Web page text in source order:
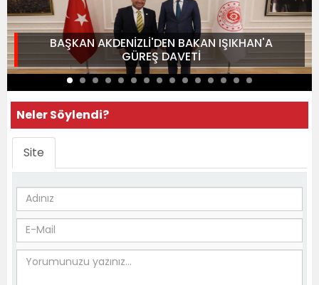
BAŞKAN AKDENİZLİ'DEN BAKAN IŞIKHAN'A
GÜREŞ DAVETİ
Neler Söylendi?
Site